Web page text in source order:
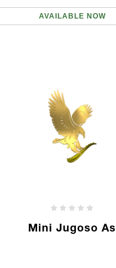
AVAILABLE NOW
Mini Jugoso As